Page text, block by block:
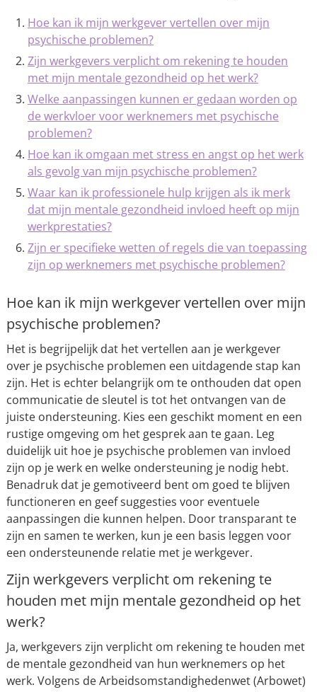
Hoe kan ik mijn werkgever vertellen over mijn
psychische problemen?
Zijn werkgevers verplicht om rekening te houden
met mijn mentale gezondheid op het werk?
Welke aanpassingen kunnen er gedaan worden op
de werkvloer voor werknemers met psychische
problemen?
Hoe kan ik omgaan met stress en angst op het werk
als gevolg van mijn psychische problemen?
Waar kan ik professionele hulp krijgen als ik merk
dat mijn mentale gezondheid invloed heeft op mijn
werkprestaties?
Zijn er specifieke wetten of regels die van toepassing
zijn op werknemers met psychische problemen?
Hoe kan ik mijn werkgever vertellen over mijn
psychische problemen?
Het is begrijpelijk dat het vertellen aan je werkgever
over je psychische problemen een uitdagende stap kan
zijn. Het is echter belangrijk om te onthouden dat open
communicatie de sleutel is tot het ontvangen van de
juiste ondersteuning. Kies een geschikt moment en een
rustige omgeving om het gesprek aan te gaan. Leg
duidelijk uit hoe je psychische problemen van invloed
zijn op je werk en welke ondersteuning je nodig hebt.
Benadruk dat je gemotiveerd bent om goed te blijven
functioneren en geef suggesties voor eventuele
aanpassingen die kunnen helpen. Door transparant te
zijn en samen te werken, kun je een basis leggen voor
een ondersteunende relatie met je werkgever.
Zijn werkgevers verplicht om rekening te
houden met mijn mentale gezondheid op het
werk?
Ja, werkgevers zijn verplicht om rekening te houden met
de mentale gezondheid van hun werknemers op het
werk. Volgens de Arbeidsomstandighedenwet (Arbowet)